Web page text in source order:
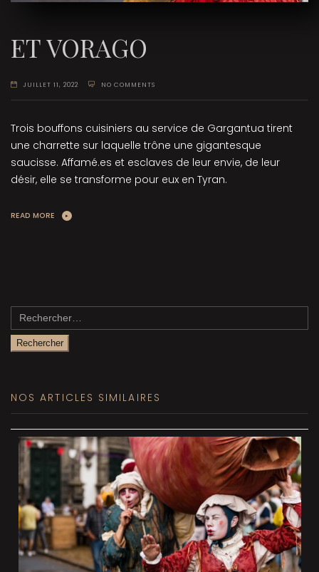
ET VORAGO
JUILLET 11, 2022 NO COMMENTS
Trois bouffons cuisiniers au service de Gargantua tirent
une charrette sur laquelle trône une gigantesque
saucisse. Affamé.es et esclaves de leur envie, de leur
désir, elle se transforme pour eux en Tyran.
READ MORE
Rechercher :
NOS ARTICLES SIMILAIRES